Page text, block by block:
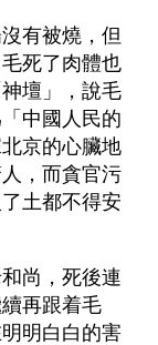
有被燒，但
死了肉體也
壇」，說毛
中國人民的
京的心臟地
，而貪官污
土都不得安
尚，死後連
再跟着毛
明白白的害